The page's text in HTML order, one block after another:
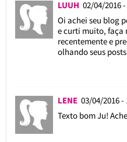
LUUH 02/04/2016
Oi achei seu blog
e curti muito, faça
recentemente e
olhando seus
LENE 03/04/2016 -
Texto bom Ju!